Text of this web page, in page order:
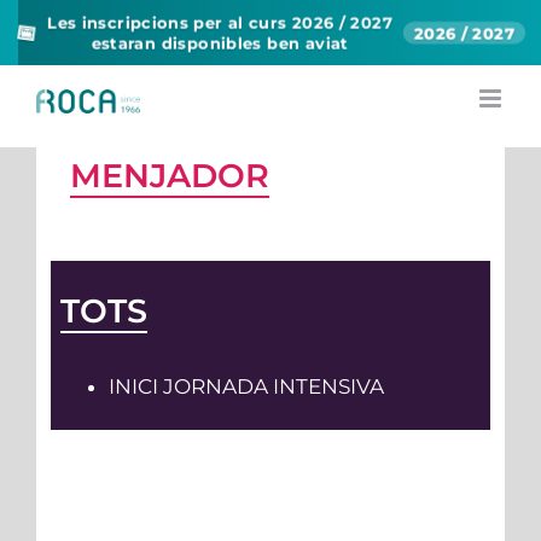
📅 Les inscripcions per al curs 2026 / 2027
estaran disponibles ben aviat 2026 / 2027
NORMATIVA DEL
MENJADOR
TOTS
INICI JORNADA INTENSIVA